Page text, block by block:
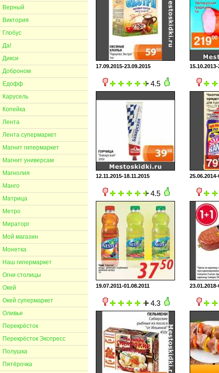
Верный
Виктория
Глобус
Да!
Дикси
Доброном
Едофф
Карусель
Копейка
Лента
Лента супермаркет
Магнит гипермаркет
Магнит универсам
Магнолия
Манго
Матрица
Метро
Мираторг
Мой магазин
Монетка
Наш гипермаркет
Огни столицы
Окей
Окей супермаркет
Оливье
Перекрёсток
Перекрёсток Экспресс
Полушка
Пятёрочка
17.09.2015-23.09.2015
4.5
12.11.2015-18.11.2015
4.5
19.07.2011-01.08.2011
4.3